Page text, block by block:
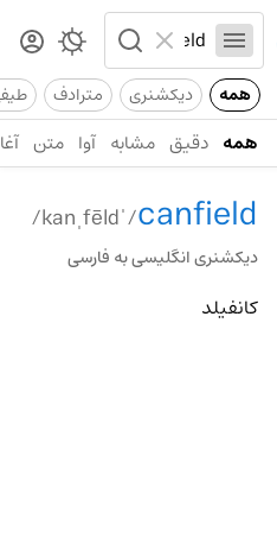
همه دیکشنری مترادف
همه دقیق مشابه آوا متن
canfield
/ˈkanˌfēld/
دیکشنری انگلیسی به فارسی
کانفیلد